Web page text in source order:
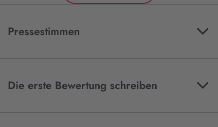
Pressestimmen
Die erste Bewertung schreiben